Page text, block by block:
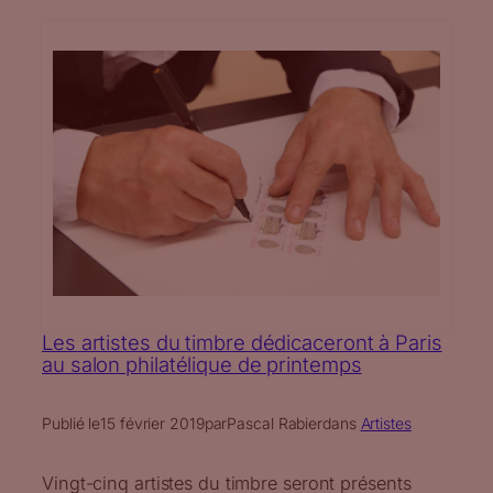
Les artistes du timbre dédicaceront à Paris
au salon philatélique de printemps
Publié le15 février 2019parPascal Rabierdans Artistes
Vingt-cinq artistes du timbre seront présents